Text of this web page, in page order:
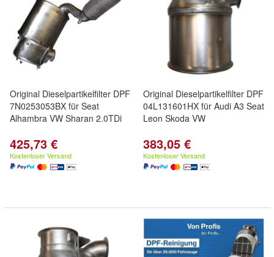
Original Dieselpartikelfilter DPF
7N0253053BX für Seat
Alhambra VW Sharan 2.0TDi
425,73 €
Kostenloser Versand
Original Dieselpartikelfilter DPF
04L131601HX für Audi A3 Seat
Leon Skoda VW
383,05 €
Kostenloser Versand